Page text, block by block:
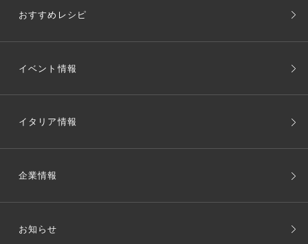
おすすめレシピ
イベント情報
イタリア情報
企業情報
お知らせ